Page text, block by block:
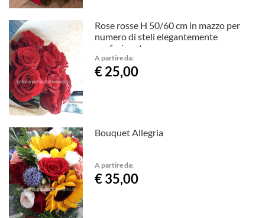
Rose rosse H 50/60 cm in mazzo per
numero di steli elegantemente
confezionate
A partire da:
€ 25,00
Bouquet Allegria
A partire da:
€ 35,00